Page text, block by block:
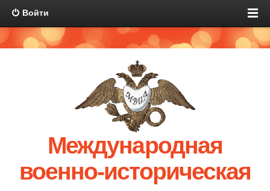
Войти
Международная
военно-историческая